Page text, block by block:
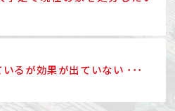
るが効果が出ていない ･･･